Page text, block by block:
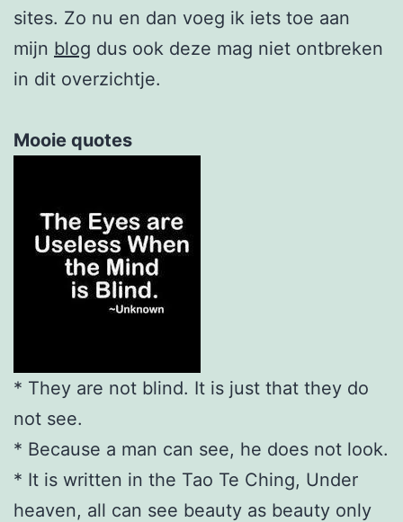
sites. Zo nu en dan voeg ik iets toe aan
mijn blog dus ook deze mag niet ontbreken
in dit overzichtje.
Mooie quotes
* They are not blind. It is just that they do
not see.
* Because a man can see, he does not look.
* It is written in the Tao Te Ching, Under
heaven, all can see beauty as beauty only